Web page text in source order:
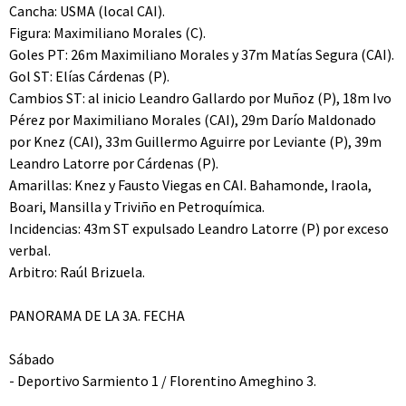
Cancha: USMA (local CAI).
Figura: Maximiliano Morales (C).
Goles PT: 26m Maximiliano Morales y 37m Matías Segura (CAI).
Gol ST: Elías Cárdenas (P).
Cambios ST: al inicio Leandro Gallardo por Muñoz (P), 18m Ivo
Pérez por Maximiliano Morales (CAI), 29m Darío Maldonado
por Knez (CAI), 33m Guillermo Aguirre por Leviante (P), 39m
Leandro Latorre por Cárdenas (P).
Amarillas: Knez y Fausto Viegas en CAI. Bahamonde, Iraola,
Boari, Mansilla y Triviño en Petroquímica.
Incidencias: 43m ST expulsado Leandro Latorre (P) por exceso
verbal.
Arbitro: Raúl Brizuela.
PANORAMA DE LA 3A. FECHA
Sábado
- Deportivo Sarmiento 1 / Florentino Ameghino 3.